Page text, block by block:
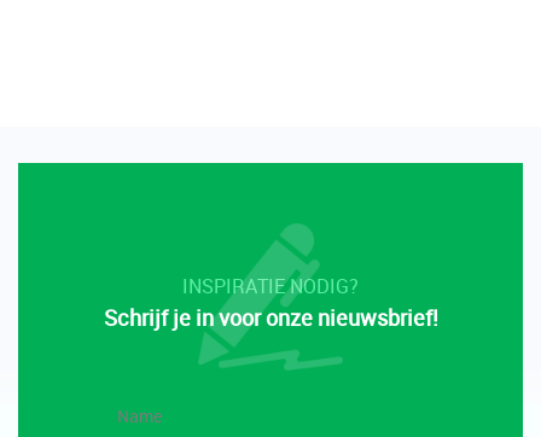
INSPIRATIE NODIG?
Schrijf je in voor onze nieuwsbrief!